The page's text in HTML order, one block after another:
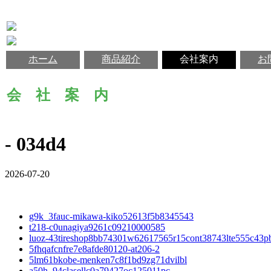
ホーム 商品紹介 会社案内 お
会 社 案 内
- 034d4
2026-07-20
g9k_3fauc-mikawa-kiko52613f5b8345543
t218-c0unagiya9261c09210000585
luoz-
5fhqafcnfre7e8afde80120-at206-2
5lm61bkobe-menken7c8f1bd9zg71dvilbl